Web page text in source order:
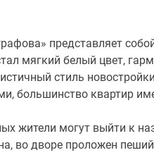
представляет
мягкий белый цвет,
стиль
большинство квартир
жители могут выйти к
во дворе проложен